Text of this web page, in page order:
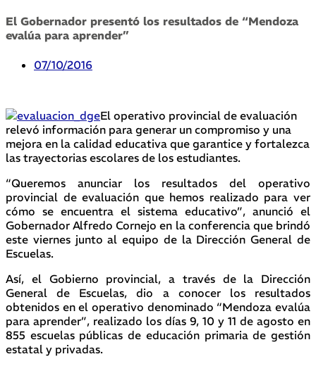
El Gobernador presentó los resultados de “Mendoza
evalúa para aprender”
07/10/2016
El operativo provincial de evaluación
relevó información para generar un compromiso y una
mejora en la calidad educativa que garantice y fortalezca
las trayectorias escolares de los estudiantes.
“Queremos anunciar los resultados del operativo
provincial de evaluación que hemos realizado para ver
cómo se encuentra el sistema educativo”, anunció el
Gobernador Alfredo Cornejo en la conferencia que brindó
este viernes junto al equipo de la Dirección General de
Escuelas.
Así, el Gobierno provincial, a través de la Dirección
General de Escuelas, dio a conocer los resultados
obtenidos en el operativo denominado “Mendoza evalúa
para aprender”, realizado los días 9, 10 y 11 de agosto en
855 escuelas públicas de educación primaria de gestión
estatal y privadas.